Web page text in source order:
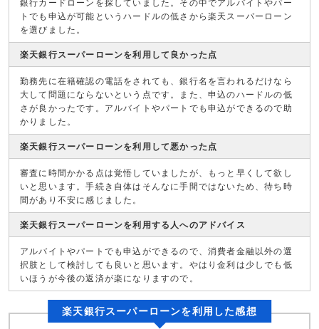
銀行カードローンを探していました。その中でアルバイトやパー
トでも申込が可能というハードルの低さから楽天スーパーローン
を選びました。
楽天銀行スーパーローンを利用して良かった点
勤務先に在籍確認の電話をされても、銀行名を言われるだけなら
大して問題にならないという点です。また、申込のハードルの低
さが良かったです。アルバイトやパートでも申込ができるので助
かりました。
楽天銀行スーパーローンを利用して悪かった点
審査に時間かかる点は覚悟していましたが、もっと早くして欲し
いと思います。手続き自体はそんなに手間ではないため、待ち時
間があり不安に感じました。
楽天銀行スーパーローンを利用する人へのアドバイス
アルバイトやパートでも申込ができるので、消費者金融以外の選
択肢として検討しても良いと思います。やはり金利は少しでも低
いほうが今後の返済が楽になりますので。
楽天銀行スーパーローンを利用した感想